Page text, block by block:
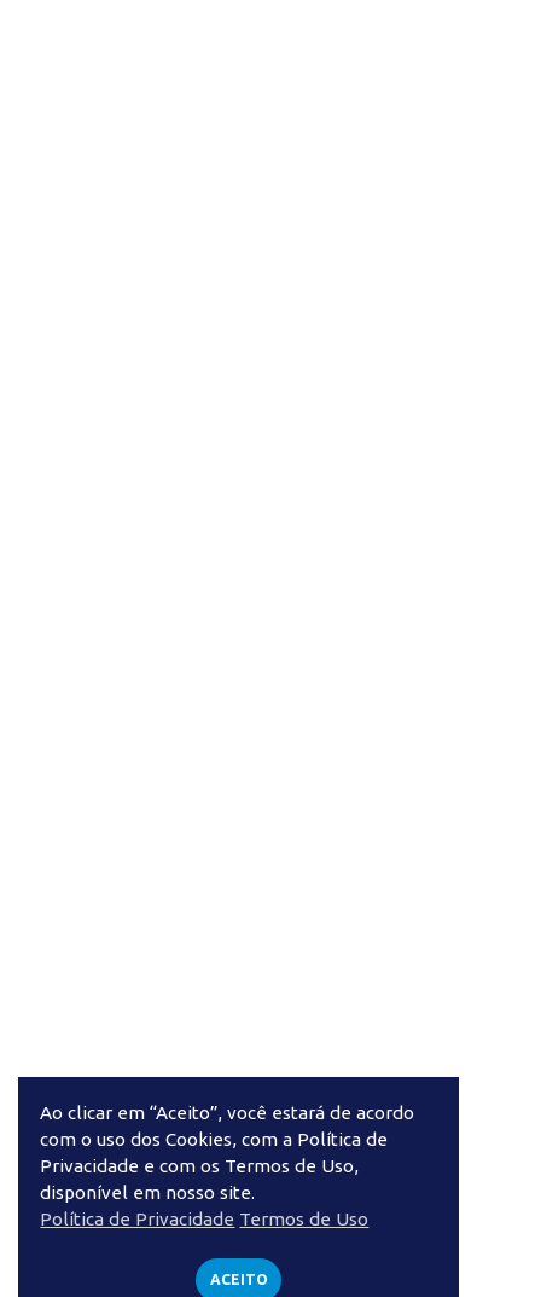
Ao clicar em “Aceito”, você estará de acordo
com o uso dos Cookies, com a Política de
Privacidade e com os Termos de Uso,
disponível em nosso site.
Política de Privacidade Termos de Uso
ACEITO